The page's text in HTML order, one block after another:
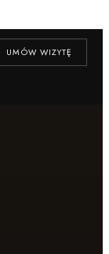
UMÓW WIZYTĘ